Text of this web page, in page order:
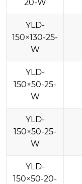
20-W
YLD-
150×130-25-
W
YLD-
150×50-25-
W
YLD-
150×50-25-
W
YLD-
150×50-20-